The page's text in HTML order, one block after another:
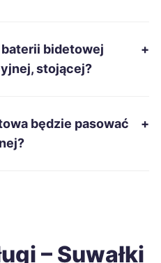
188 zł
bidetowej
stojącej?
+
będzie pasować
+
– Suwałki